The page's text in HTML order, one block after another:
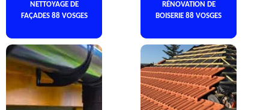
NETTOYAGE DE
FAÇADES 88 VOSGES
RÉNOVATION DE
BOISERIE 88 VOSGES